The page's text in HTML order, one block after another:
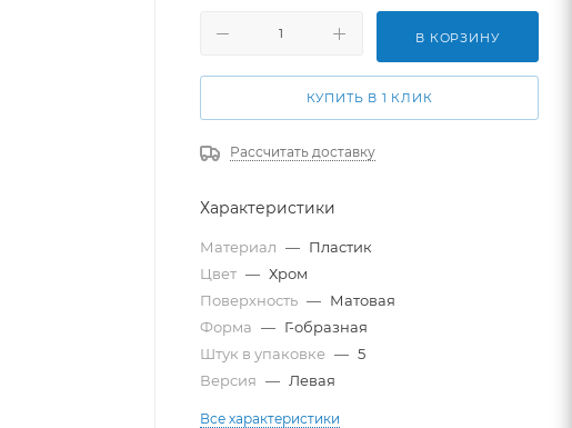
В КОРЗИНУ
КУПИТЬ В 1 КЛИК
Рассчитать доставку
Характеристики
Материал — Пластик
Цвет — Хром
Поверхность — Матовая
Форма — Г-образная
Штук в упаковке — 5
Версия — Левая
Все характеристики